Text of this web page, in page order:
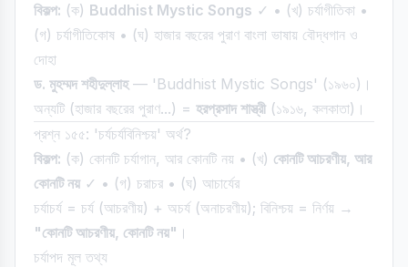
বিকল্প: (ক) Buddhist Mystic Songs ✓ • (খ) চর্যাগীতিকা •
(গ) চর্যাগীতিকোষ • (ঘ) হাজার বছরের পুরাণ বাংলা ভাষায় বৌদ্ধগান ও
দোহা
ড. মুহম্মদ শহীদুল্লাহ— 'Buddhist Mystic Songs' (১৯৬০)।
অন্যটি (হাজার বছরের পুরাণ...) = হরপ্রসাদ শাস্ত্রী (১৯১৬, কলকাতা)।
প্রশ্ন ১৫৫: 'চর্যচর্যবিনিশ্চয়' অর্থ?
বিকল্প: (ক) কোনটি চর্যাগান, আর কোনটি নয় • (খ) কোনটি আচরণীয়, আর
কোনটি নয়✓ • (গ) চরাচর • (ঘ) আচার্যের
চর্যাচর্য = চর্য (আচরণীয়) + অচর্য (অনাচরণীয়); বিনিশ্চয় = নির্ণয় →
"কোনটি আচরণীয়, কোনটি নয়" ।
চর্যাপদ মূল তথ্য